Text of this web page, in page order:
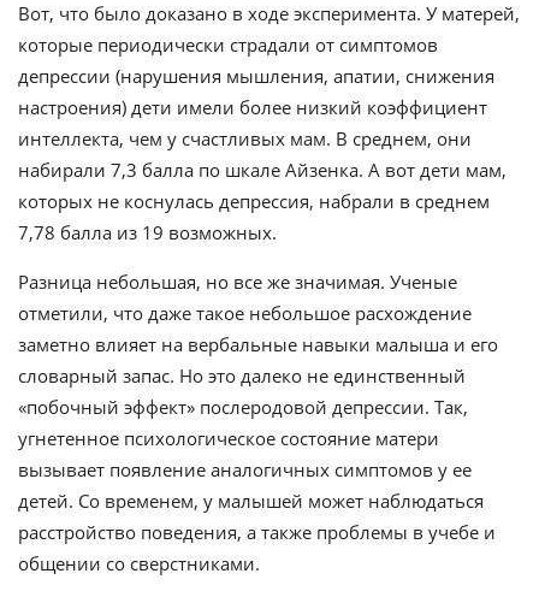
Вот, что было доказано в ходе эксперимента. У матерей,
которые периодически страдали от симптомов
депрессии (нарушения мышления, апатии, снижения
настроения) дети имели более низкий коэффициент
интеллекта, чем у счастливых мам. В среднем, они
набирали 7,3 балла по шкале Айзенка. А вот дети мам,
которых не коснулась депрессия, набрали в среднем
7,78 балла из 19 возможных.
Разница небольшая, но все же значимая. Ученые
отметили, что даже такое небольшое расхождение
заметно влияет на вербальные навыки малыша и его
словарный запас. Но это далеко не единственный
«побочный эффект» послеродовой депрессии. Так,
угнетенное психологическое состояние матери
вызывает появление аналогичных симптомов у ее
детей. Со временем, у малышей может наблюдаться
расстройство поведения, а также проблемы в учебе и
общении со сверстниками.